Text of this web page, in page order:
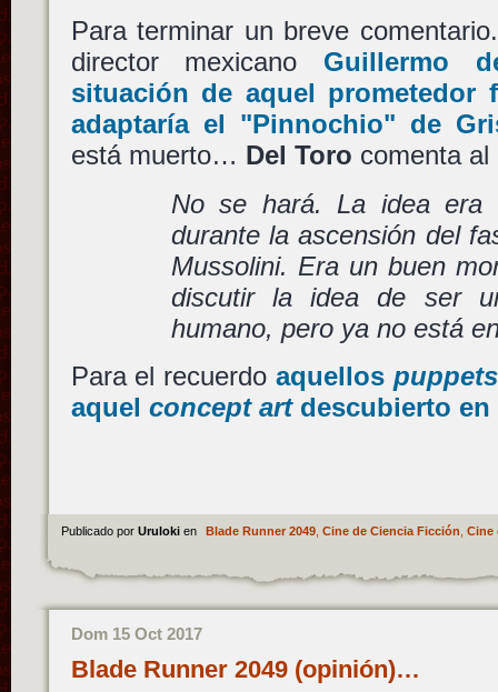
Para terminar un breve
director mexicano Guillermo
situación de aquel
adaptaría el "Pinnochio" de
está muerto… Del Toro comenta al
No se hará. La idea era
durante la ascensión del
Mussolini. Era un buen
discutir la idea de ser
humano, pero ya no está
Para el recuerdoaquellospuppets
aquel concept artdescubierto en
Publicado por Uruloki en Blade Runner 2049, Cine de Ciencia Ficción Cine
Dom 15 Oct 2017
Blade Runner 2049 (opinión)…